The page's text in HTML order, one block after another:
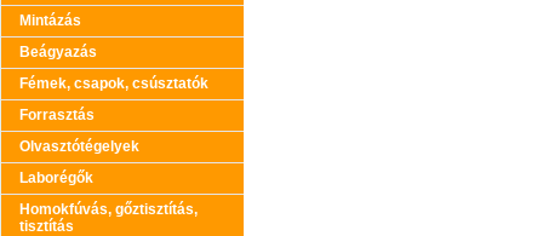
Mintázás
Beágyazás
Fémek, csapok, csúsztatók
Forrasztás
Olvasztótégelyek
Laborégők
Homokfúvás, gőztisztítás,
tisztítás